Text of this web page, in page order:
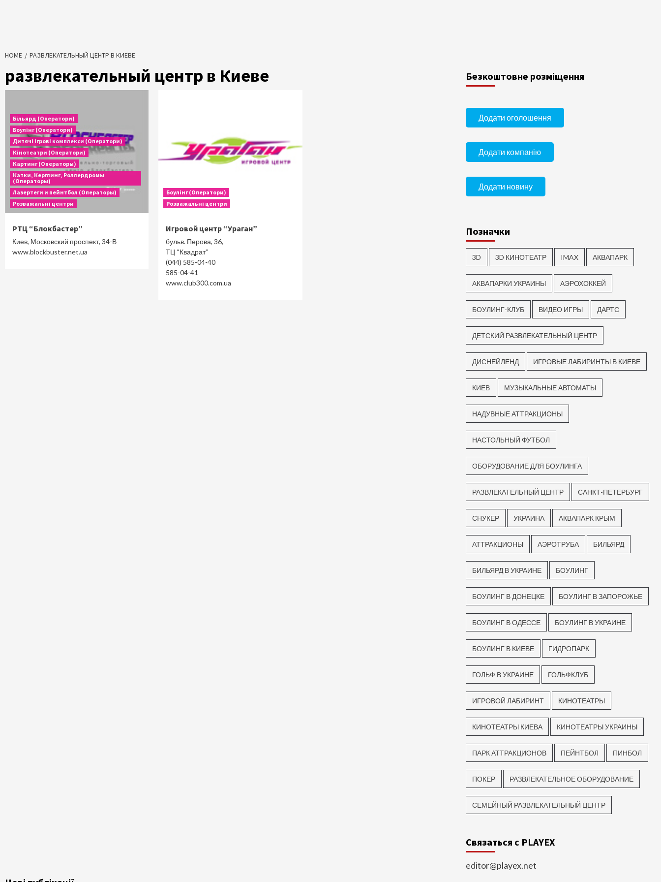
HOME РАЗВЛЕКАТЕЛЬНЫЙ ЦЕНТР В КИЕВЕ
развлекательный центр в Киеве
Більярд (Оператори)
Боулінг (Оператори)
Дитячі ігрові комплекси (Оператори)
Кінотеатри (Оператори)
Картинг (Операторы)
Катки, Керглинг, Роллердромы
(Операторы)
Лазертеги и пейнтбол (Операторы)
Розважальні центри
РТЦ “Блокбастер”
Киев, Московский проспект, 34-В
www.blockbuster.net.ua
Боулінг (Оператори)
Розважальні центри
Игровой центр “Ураган”
бульв. Перова, 36,
ТЦ “Квадрат”
(044) 585-04-40
585-04-41
www.club300.com.ua
Безкоштовне розміщення
Додати оголошення
Додати компанію
Додати новину
Позначки
3D 3D КИНОТЕАТР IMAX АКВАПАРК
АКВАПАРКИ УКРАИНЫ АЭРОХОККЕЙ
БОУЛИНГ-КЛУБ ВИДЕО ИГРЫ ДАРТС
ДЕТСКИЙ РАЗВЛЕКАТЕЛЬНЫЙ ЦЕНТР
ДИСНЕЙЛЕНД ИГРОВЫЕ ЛАБИРИНТЫ В КИЕВЕ
КИЕВ МУЗЫКАЛЬНЫЕ АВТОМАТЫ
НАДУВНЫЕ АТТРАКЦИОНЫ
НАСТОЛЬНЫЙ ФУТБОЛ
ОБОРУДОВАНИЕ ДЛЯ БОУЛИНГА
РАЗВЛЕКАТЕЛЬНЫЙ ЦЕНТР САНКТ-ПЕТЕРБУРГ
СНУКЕР УКРАИНА АКВАПАРК КРЫМ
АТТРАКЦИОНЫ АЭРОТРУБА БИЛЬЯРД
БИЛЬЯРД В УКРАИНЕ БОУЛИНГ
БОУЛИНГ В ДОНЕЦКЕ БОУЛИНГ В ЗАПОРОЖЬЕ
БОУЛИНГ В ОДЕССЕ БОУЛИНГ В УКРАИНЕ
БОУЛИНГ В КИЕВЕ ГИДРОПАРК
ГОЛЬФ В УКРАИНЕ ГОЛЬФКЛУБ
ИГРОВОЙ ЛАБИРИНТ КИНОТЕАТРЫ
КИНОТЕАТРЫ КИЕВА КИНОТЕАТРЫ УКРАИНЫ
ПАРК АТТРАКЦИОНОВ ПЕЙНТБОЛ ПИНБОЛ
ПОКЕР РАЗВЛЕКАТЕЛЬНОЕ ОБОРУДОВАНИЕ
СЕМЕЙНЫЙ РАЗВЛЕКАТЕЛЬНЫЙ ЦЕНТР
Связаться с PLAYEX
editor@playex.net